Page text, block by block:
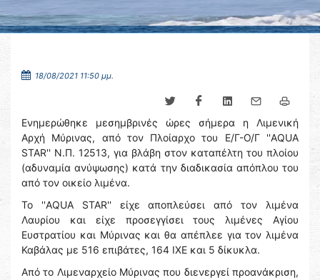
18/08/2021 11:50 μμ.
Ενημερώθηκε μεσημβρινές ώρες σήμερα η Λιμενική
Αρχή Μύρινας, από τον Πλοίαρχο του Ε/Γ-Ο/Γ ''AQUA
STAR'' Ν.Π. 12513, για βλάβη στον καταπέλτη του πλοίου
(αδυναμία ανύψωσης) κατά την διαδικασία απόπλου του
από τον οικείο λιμένα.
Το ''AQUA STAR'' είχε αποπλεύσει από τον λιμένα
Λαυρίου και είχε προσεγγίσει τους λιμένες Αγίου
Ευστρατίου και Μύρινας και θα απέπλεε για τον λιμένα
Καβάλας με 516 επιβάτες, 164 ΙΧΕ και 5 δίκυκλα.
Από το Λιμεναρχείο Μύρινας που διενεργεί προανάκριση,